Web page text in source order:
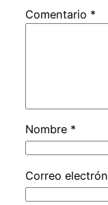
Comentario *
Nombre *
Correo